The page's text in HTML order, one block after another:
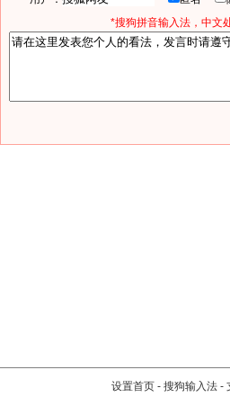
*搜狗拼音输入法，中文
设置首页 - 搜狗输入法 -